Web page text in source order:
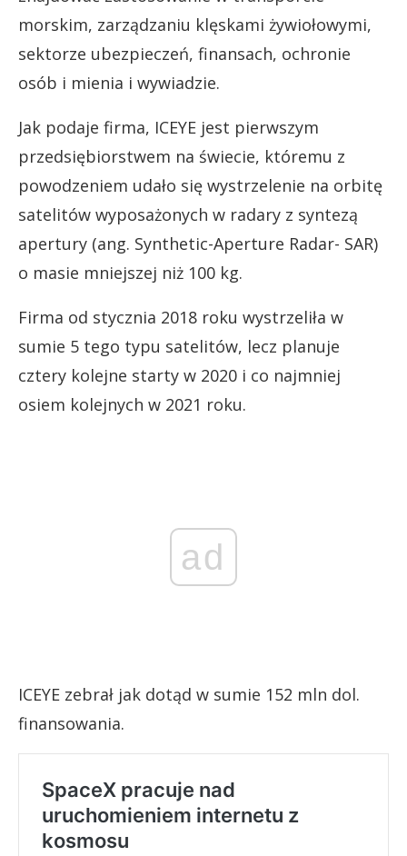
morskim, zarządzaniu klęskami żywiołowymi,
sektorze ubezpieczeń, finansach, ochronie
osób i mienia i wywiadzie.
Jak podaje firma, ICEYE jest pierwszym
przedsiębiorstwem na świecie, któremu z
powodzeniem udało się wystrzelenie na orbitę
satelitów wyposażonych w radary z syntezą
apertury (ang. Synthetic-Aperture Radar- SAR)
o masie mniejszej niż 100 kg.
Firma od stycznia 2018 roku wystrzeliła w
sumie 5 tego typu satelitów, lecz planuje
cztery kolejne starty w 2020 i co najmniej
osiem kolejnych w 2021 roku.
ad
ICEYE zebrał jak dotąd w sumie 152 mln dol.
finansowania.